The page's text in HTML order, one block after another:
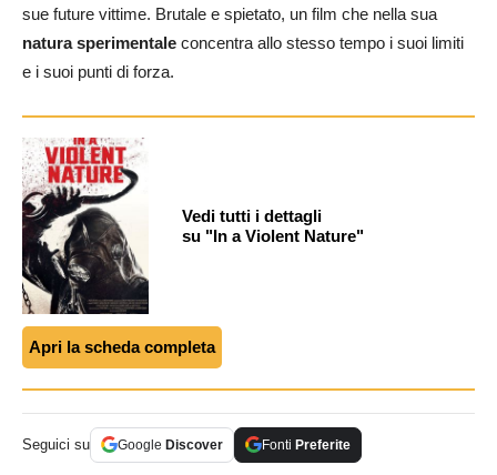
sue future vittime. Brutale e spietato, un film che nella sua
natura sperimentale concentra allo stesso tempo i suoi limiti
e i suoi punti di forza.
Vedi tutti i dettagli
su "In a Violent Nature"
Apri la scheda completa
Seguici su Google Discover Fonti Preferite